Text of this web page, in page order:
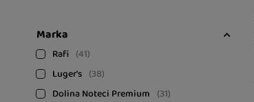
Marka
Rafi
41
Luger's
38
Dolina Noteci Premium
31